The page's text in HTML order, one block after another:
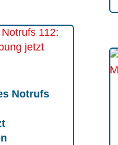
Notrufs